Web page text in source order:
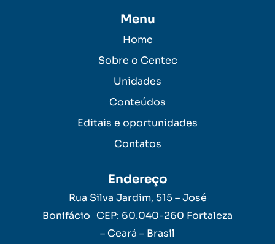
Menu
Home
Sobre o Centec
Unidades
Conteúdos
Editais e oportunidades
Contatos
Endereço
Rua Silva Jardim, 515 – José
Bonifácio CEP: 60.040-260 Fortaleza
– Ceará – Brasil